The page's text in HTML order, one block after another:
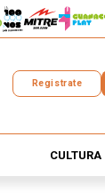
Registrate
CULTURA